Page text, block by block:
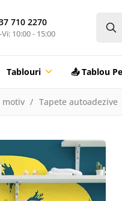
710 2270
10:00 - 15:00
Tablouri 📤 Tablou
motiv Tapete autoadezive